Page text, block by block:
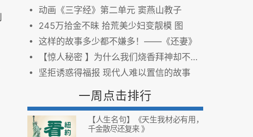
动画《三字经》第二单元 窦燕山教子
245万拾金不昧 拾荒美少妇变靓模 图
这样的故事多少都不嫌多！——《还妻》
【惊人秘密 】为什么我们烧香拜神却不灵验？
坚拒诱惑得福报 现代人难以置信的故事
一周点击排行
【人生名句】《天生我材必有用，
千金散尽还复来 》